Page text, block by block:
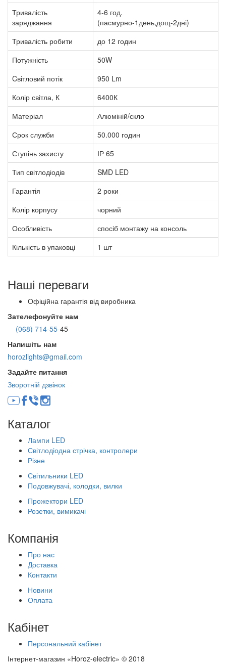
Тривалість
заряджання
4-6 год.
(пасмурно-1день,дощ-2дні)
Тривалість робити
до 12 годин
Потужність
50W
Cвітловий потік
950 Lm
Колір світла, К
6400К
Матеріал
Алюміній/скло
Срок служби
50.000 годин
Ступінь захисту
ІР 65
Тип світлодіодів
SMD LED
Гарантія
2 роки
Колір корпусу
чорний
Особливість
спосіб монтажу на консоль
Кількість в упаковці
1 шт
Наші переваги
Офіційна гарантія від виробника
Зателефонуйте нам
(068) 714-55-45
Напишіть нам
horozlights@gmail.com
Задайте питання
Зворотній дзвінок
Каталог
Лампи LED
Світлодіодна стрічка, контролери
Різне
Світильники LED
Подовжувачі, колодки, вилки
Прожектори LED
Розетки, вимикачі
Компанія
Про нас
Доставка
Контакти
Новини
Оплата
Кабінет
Персональний кабінет
Інтернет-магазин «Horoz-electric» © 2018